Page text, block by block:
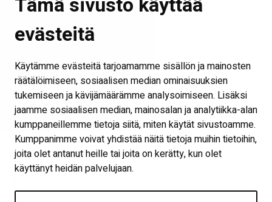
evästeitä
Käytämme evästeitä tarjoamamme sisällön ja mainosten
räätälöimiseen, sosiaalisen median ominaisuuksien
tukemiseen ja kävijämäärämme analysoimiseen. Lisäksi
jaamme sosiaalisen median, mainosalan ja analytiikka-alan
kumppaneillemme tietoja siitä, miten käytät sivustoamme.
Kumppanimme voivat yhdistää näitä tietoja muihin tietoihin,
joita olet antanut heille tai joita on kerätty, kun olet
käyttänyt heidän palvelujaan.
Tilat
Tapahtumat
Kokouspaketit
Palaute
Näytä evästeasetukset
Seuraa meitä